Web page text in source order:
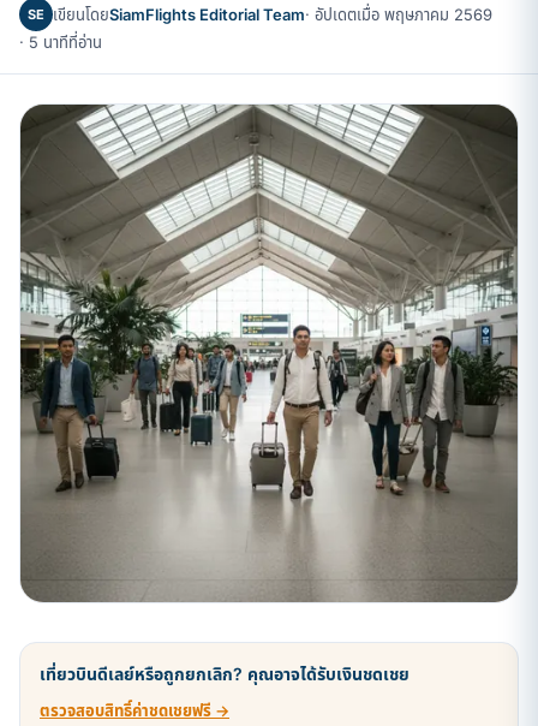
SE เขียนโดยSiamFlights Editorial Team· อัปเดตเมื่อ พฤษภาคม 2569
· 5 นาทีที่อ่าน
เที่ยวบินดีเลย์หรือถูกยกเลิก? คุณอาจได้รับเงินชดเชย
ตรวจสอบสิทธิ์ค่าชดเชยฟรี →